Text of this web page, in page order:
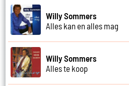
Willy Sommers
Alles kan en alles mag
Willy Sommers
Alles te koop